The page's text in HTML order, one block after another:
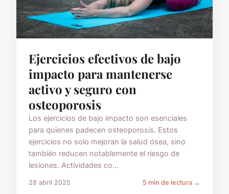
Ejercicios efectivos de bajo
impacto para mantenerse
activo y seguro con
osteoporosis
Los ejercicios de bajo impacto son esenciales
para quienes padecen osteoporosis. Estos
ejercicios no solo mejoran la salud ósea, sino
también reducen notablemente el riesgo de
lesiones. Actividades co...
28 abril 2025 5 min de lectura →